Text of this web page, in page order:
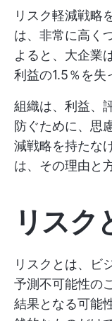
リスク軽減戦略
は、非常に高く
よると、大企業
利益の1.5％を失
組織は、利益、
防ぐために、思
減戦略を持たな
は、その理由と
リスク
リスクとは、ビ
予測不可能性の
結果となる可能